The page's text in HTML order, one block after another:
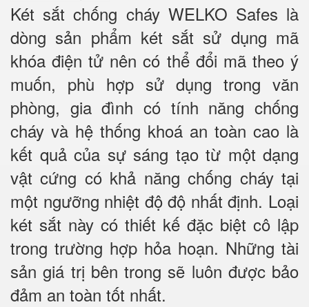
Két sắt chống cháy WELKO Safes là
dòng sản phẩm két sắt sử dụng mã
khóa điện tử nên có thể đổi mã theo ý
muốn, phù hợp sử dụng trong văn
phòng, gia đình có tính năng chống
cháy và hệ thống khoá an toàn cao là
kết quả của sự sáng tạo từ một dạng
vật cứng có khả năng chống cháy tại
một ngưỡng nhiệt độ độ nhất định. Loại
két sắt này có thiết kế đặc biệt cô lập
trong trường hợp hỏa hoạn. Những tài
sản giá trị bên trong sẽ luôn được bảo
đảm an toàn tốt nhất.